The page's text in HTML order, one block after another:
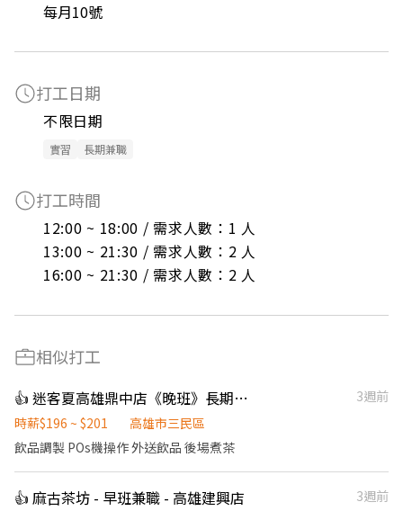
每月10號
打工日期
不限日期
實習 長期兼職
打工時間
12:00 ~ 18:00 / 需求人數：1 人
13:00 ~ 21:30 / 需求人數：2 人
16:00 ~ 21:30 / 需求人數：2 人
相似打工
👍 迷客夏高雄鼎中店《晚班》長期工讀生（寒、暑假短期勿投）
3週前
時薪$196 ~ $201
高雄市三民區
飲品調製 POs機操作 外送飲品 後場煮茶
👍 麻古茶坊 - 早班兼職 - 高雄建興店
3週前